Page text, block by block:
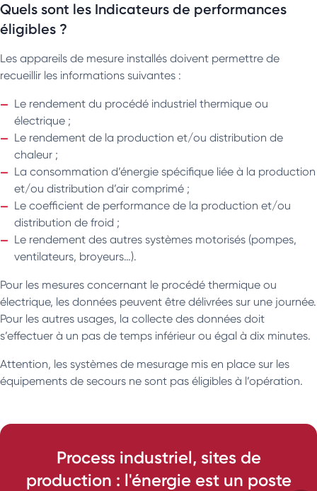
Quels sont les Indicateurs de performances
éligibles ?
Les appareils de mesure installés doivent permettre de
recueillir les informations suivantes :
Le rendement du procédé industriel thermique ou
électrique ;
Le rendement de la production et/ou distribution de
chaleur ;
La consommation d’énergie spécifique liée à la production
et/ou distribution d’air comprimé ;
Le coefficient de performance de la production et/ou
distribution de froid ;
Le rendement des autres systèmes motorisés (pompes,
ventilateurs, broyeurs…).
Pour les mesures concernant le procédé thermique ou
électrique, les données peuvent être délivrées sur une journée.
Pour les autres usages, la collecte des données doit
s’effectuer à un pas de temps inférieur ou égal à dix minutes.
Attention, les systèmes de mesurage mis en place sur les
équipements de secours ne sont pas éligibles à l’opération.
Process industriel, sites de
production : l'énergie est un poste